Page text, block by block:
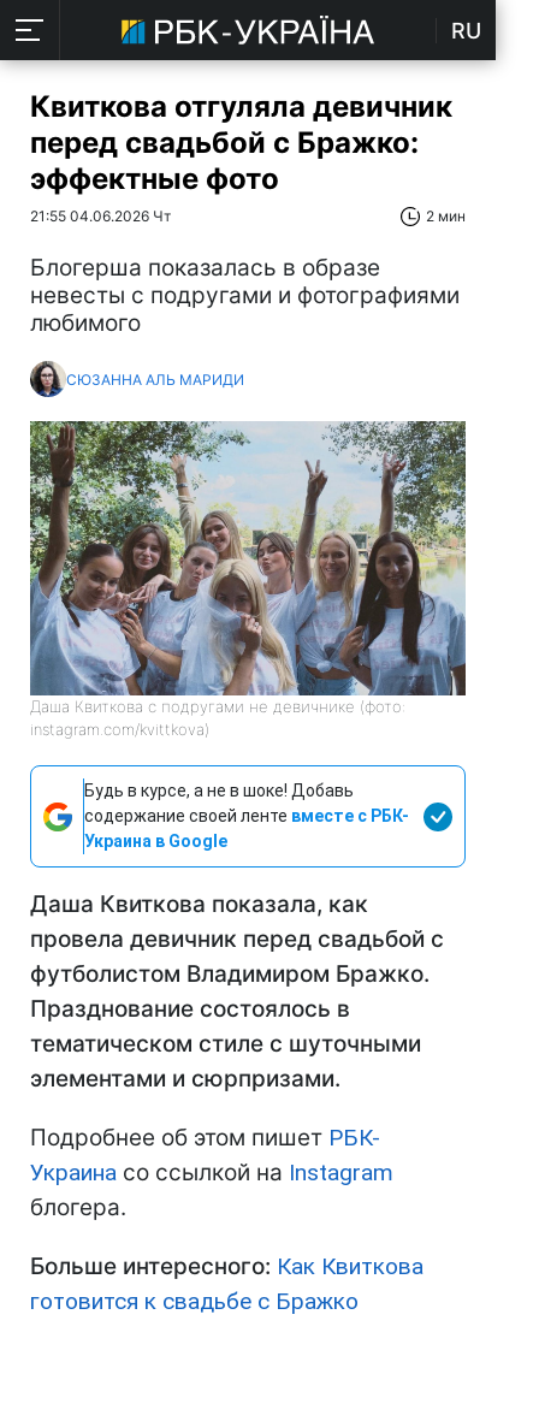
RU
Квиткова отгуляла девичник
перед свадьбой с Бражко:
эффектные фото
21:55 04.06.2026 Чт 2 мин
Блогерша показалась в образе
невесты с подругами и фотографиями
любимого
СЮЗАННА АЛЬ МАРИДИ
Даша Квиткова с подругами не девичнике (фото:
instagram.com/kvittkova)
Будь в курсе, а не в шоке! Добавь
содержание своей ленте вместе с РБК-
Украина в Google
Даша Квиткова показала, как
провела девичник перед свадьбой с
футболистом Владимиром Бражко.
Празднование состоялось в
тематическом стиле с шуточными
элементами и сюрпризами.
Подробнее об этом пишет РБК-
Украина со ссылкой на Instagram
блогера.
Больше интересного: Как Квиткова
готовится к свадьбе с Бражко